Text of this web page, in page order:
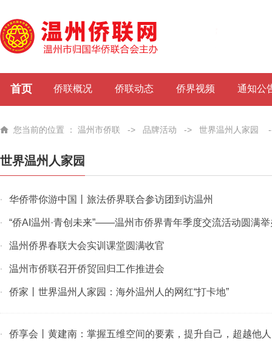
首页 侨联概况 侨联动态 侨界视频 通知公
您当前的位置 ： 温州市侨联 -> 品牌活动 -> 世界温州人家园
世界温州人家园
· 华侨带你游中国丨旅法侨界联合参访团到访温州
· “侨AI温州·青创未来”——温州市侨界青年季度交流活动圆满举
· 温州侨界春联大会实训课堂圆满收官
· 温州市侨联召开侨贸回归工作推进会
· 侨家丨世界温州人家园：海外温州人的网红“打卡地”
· 侨享会丨黄建南：掌握五维空间的要素，提升自己，超越他